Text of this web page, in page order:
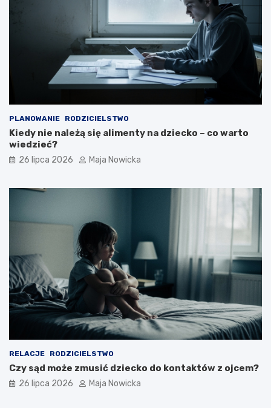
PLANOWANIE RODZICIELSTWO
Kiedy nie należą się alimenty na dziecko – co warto
wiedzieć?
26 lipca 2026 Maja Nowicka
RELACJE RODZICIELSTWO
Czy sąd może zmusić dziecko do kontaktów z ojcem?
26 lipca 2026 Maja Nowicka